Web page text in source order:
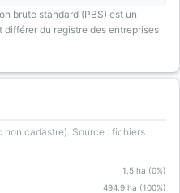
brute standard (PBS) est un
du registre des entreprises
cadastre). Source : fichiers
1.5 ha (0%)
494.9 ha (100%)